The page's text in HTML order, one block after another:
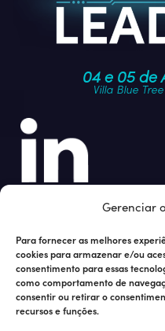
Gerenciar
Para fornecer as melhores
cookies para armazenar e/ou
consentimento para essas
como comportamento de
consentir ou retirar o
recursos e funções.
04 e 05 de
Villa Blue
Junte-se à nossa